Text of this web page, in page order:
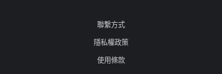
聯繫方式
隱私權政策
使用條款